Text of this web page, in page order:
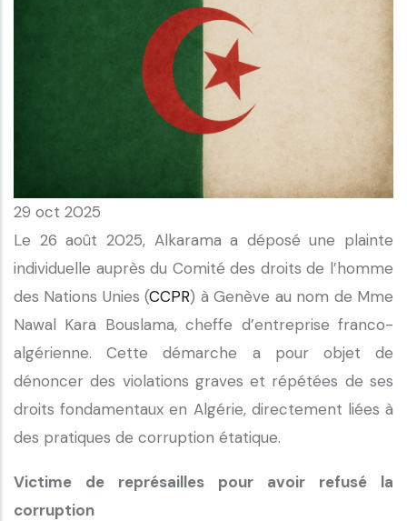
29 oct 2025
Le 26 août 2025, Alkarama a déposé une plainte
individuelle auprès du Comité des droits de l’homme
des Nations Unies (CCPR) à Genève au nom de Mme
Nawal Kara Bouslama, cheffe d’entreprise franco-
algérienne. Cette démarche a pour objet de
dénoncer des violations graves et répétées de ses
droits fondamentaux en Algérie, directement liées à
des pratiques de corruption étatique.
Victime de représailles pour avoir refusé la
corruption